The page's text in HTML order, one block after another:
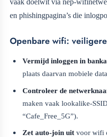
vaak doelwit via nep-
en phishingpagina’s die
Openbare wifi:
Vermijd inloggen in
plaats daarvan mobiele
Controleer de
maken vaak lookalike-
“Cafe_Free_5G”).
Zet auto-join uit voor wifi